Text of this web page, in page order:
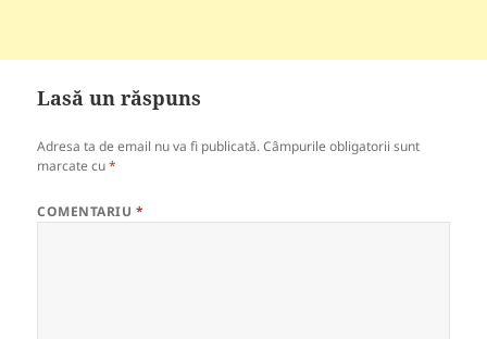
Lasă un răspuns
Adresa ta de email nu va fi publicată. Câmpurile obligatorii sunt
marcate cu*
COMENTARIU *